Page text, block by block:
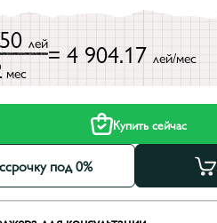
лей
мес
= 4 904.17 лей/мес
Купить сейчас
под 0%